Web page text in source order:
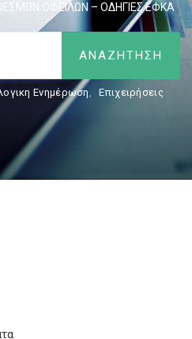
ΟΦΕΙΛΩΝ – ΟΔΗΓΙΕΣ ΕΦΚΑ
Ενημέρωση, Επιχειρήσεις